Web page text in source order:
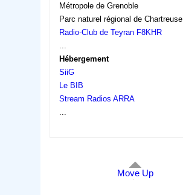
Métropole de Grenoble
Parc naturel régional de Chartreuse
Radio-Club de Teyran F8KHR
Hébergement
SiiG
Le BIB
Stream Radios ARRA
Move Up